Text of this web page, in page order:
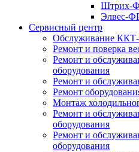
Штрих-
Элвес-
Сервисный центр
Обслуживание
Ремонт и поверка
Ремонт и
оборудования
Ремонт и
Ремонт
Монтаж
Ремонт и
оборудования
Ремонт и
оборудования